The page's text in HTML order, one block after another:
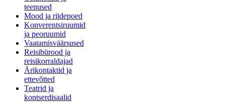
teenused
Mood ja riidepoed
Konverentsiruumid
ja peoruumid
Vaatamisväärsused
Reisibürood ja
reisikorraldajad
Ärikontaktid ja
ettevõtted
Teatrid ja
kontserdisaalid